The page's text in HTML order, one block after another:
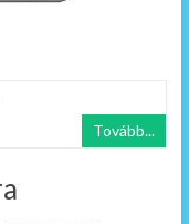
Tovább...